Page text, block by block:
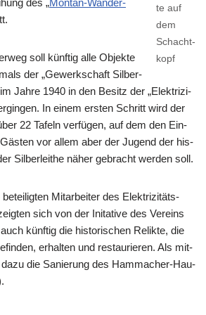
te auf
dem
Schacht­
kopf
des „Mon­tan-Wan­der­
soll künf­tig alle Objek­te
der „Gewerk­schaft Sil­ber­
Jah­re 1940 in den Besitz der „Elek­tri­zi­
In einem ers­ten Schritt wird der
22 Tafeln ver­fü­gen, auf dem den Ein­
vor allem aber der Jugend der his­
Sil­ber­lei­t­he näher gebracht wer­den soll.
betei­lig­ten Mit­ar­bei­ter des Elek­tri­zi­täts­
sich von der Ini­ta­ti­ve des Ver­eins
künf­tig die his­to­ri­schen Relik­te, die
erhal­ten und restau­rie­ren. Als mit­
die Sanie­rung des Hamm­a­cher-Hau­